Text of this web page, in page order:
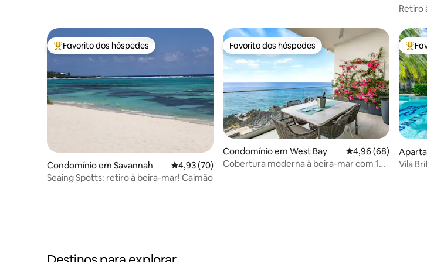
an
Retiro
Favoritos dos hóspedes mais apreciados
Favorito dos hóspedes
Condomínio em Savannah Classificação média de 4,93 em 5 estrelas, 70avaliações
4,93 (70)
Seaing Spotts: retiro à beira-mar! Caimão
Favorito dos hóspedes
Favorito dos hóspedes
Condomínio em West Bay Classificação
4,96 (68)
Cobertura moderna à beira-mar com 1
Vila